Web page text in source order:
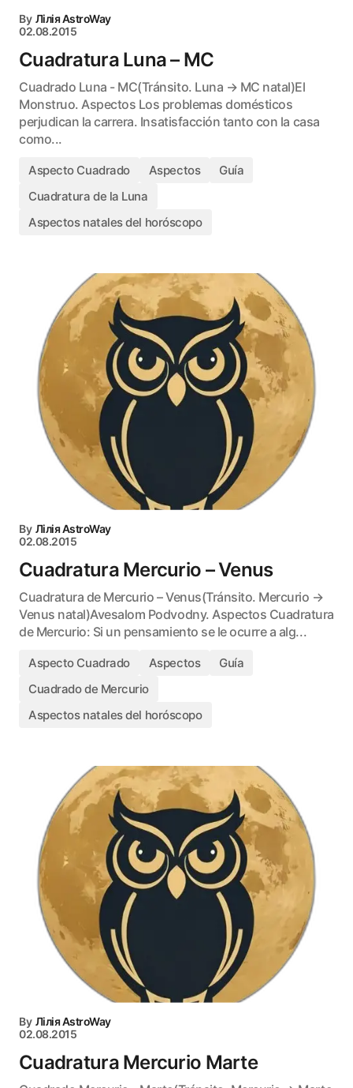
By Лілія AstroWay
02.08.2015
Cuadratura Luna – MC
Cuadrado Luna - MC(Tránsito. Luna → MC natal)El
Monstruo. Aspectos Los problemas domésticos
perjudican la carrera. Insatisfacción tanto con la casa
como...
Aspecto Cuadrado Aspectos
Guía
Cuadratura de la Luna
Aspectos natales del horóscopo
By Лілія AstroWay
02.08.2015
Cuadratura Mercurio – Venus
Cuadratura de Mercurio – Venus(Tránsito. Mercurio →
Venus natal)Avesalom Podvodny. Aspectos Cuadratura
de Mercurio: Si un pensamiento se le ocurre a alg...
Aspecto Cuadrado Aspectos
Guía
Cuadrado de Mercurio
Aspectos natales del horóscopo
By Лілія AstroWay
02.08.2015
Cuadratura Mercurio Marte